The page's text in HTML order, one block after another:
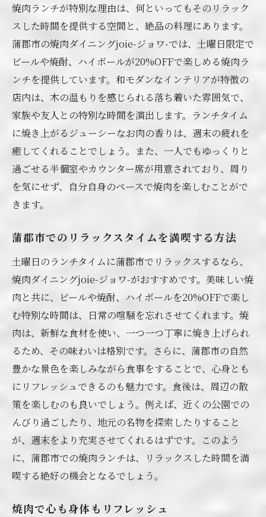
焼肉ランチが特別な理由は、何といってもそのリラック
スした時間を提供する空間と、絶品の料理にあります。
蒲郡市の焼肉ダイニングjoie-ジョワ-では、土曜日限定で
ビールや焼酎、ハイボールが20%OFFで楽しめる焼肉ラ
ンチを提供しています。和モダンなインテリアが特徴の
店内は、木の温もりを感じられる落ち着いた雰囲気で、
家族や友人との特別な時間を演出します。ランチタイム
に焼き上がるジューシーなお肉の香りは、週末の疲れを
癒してくれることでしょう。また、一人でもゆっくりと
過ごせる半個室やカウンター席が用意されており、周り
を気にせず、自分自身のペースで焼肉を楽しむことがで
きます。
蒲郡市でのリラックスタイムを満喫する方法
土曜日のランチタイムに蒲郡市でリラックスするなら、
焼肉ダイニングjoie-ジョワ-がおすすめです。美味しい焼
肉と共に、ビールや焼酎、ハイボールを20%OFFで楽し
む特別な時間は、日常の喧騒を忘れさせてくれます。焼
肉は、新鮮な食材を使い、一つ一つ丁寧に焼き上げられ
るため、その味わいは格別です。さらに、蒲郡市の自然
豊かな景色を楽しみながら食事をすることで、心身とも
にリフレッシュできるのも魅力です。食後は、周辺の散
策を楽しむのも良いでしょう。例えば、近くの公園での
んびり過ごしたり、地元の名物を探索したりすること
が、週末をより充実させてくれるはずです。このよう
に、蒲郡市での焼肉ランチは、リラックスした時間を満
喫する絶好の機会となるでしょう。
焼肉で心も身体もリフレッシュ